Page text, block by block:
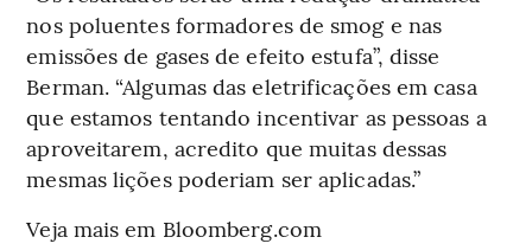
nos poluentes formadores de smog e nas
emissões de gases de efeito estufa”, disse
Berman. “Algumas das eletrificações em casa
que estamos tentando incentivar as pessoas a
aproveitarem, acredito que muitas dessas
mesmas lições poderiam ser aplicadas.”
Veja mais em Bloomberg.com